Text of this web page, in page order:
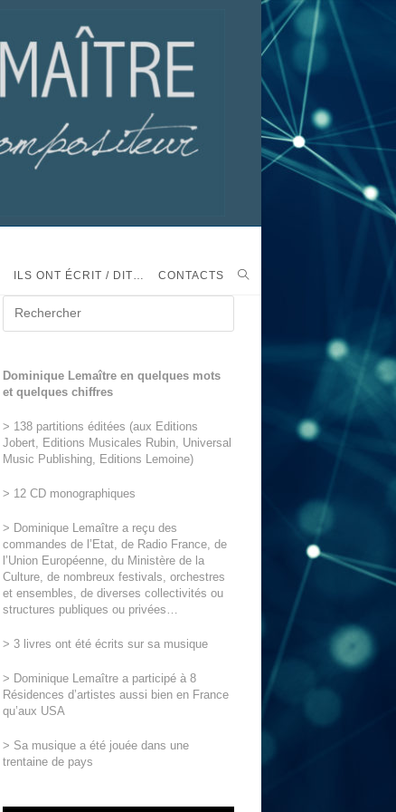
ILS ONT ÉCRIT / DIT… CONTACTS
Dominique Lemaître en quelques mots
et quelques chiffres
> 138 partitions éditées (aux Editions
Jobert, Editions Musicales Rubin, Universal
Music Publishing, Editions Lemoine)
> 12 CD monographiques
> Dominique Lemaître a reçu des
commandes de l’Etat, de Radio France, de
l’Union Européenne, du Ministère de la
Culture, de nombreux festivals, orchestres
et ensembles, de diverses collectivités ou
structures publiques ou privées…
> 3 livres ont été écrits sur sa musique
> Dominique Lemaître a participé à 8
Résidences d’artistes aussi bien en France
qu’aux USA
> Sa musique a été jouée dans une
trentaine de pays